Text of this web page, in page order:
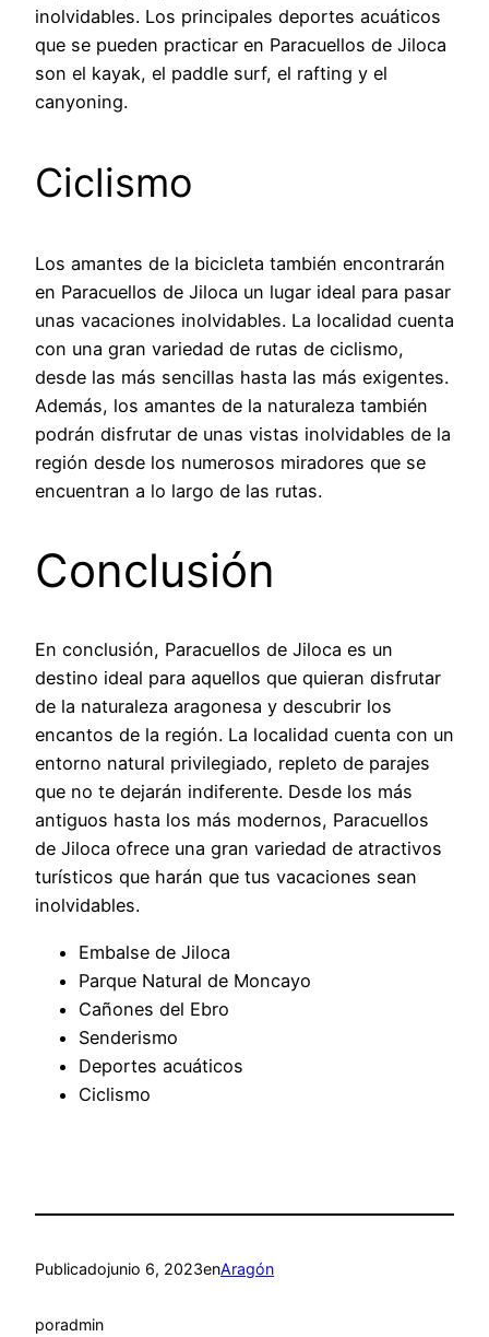
inolvidables. Los principales deportes acuáticos
que se pueden practicar en Paracuellos de Jiloca
son el kayak, el paddle surf, el rafting y el
canyoning.
Ciclismo
Los amantes de la bicicleta también encontrarán
en Paracuellos de Jiloca un lugar ideal para pasar
unas vacaciones inolvidables. La localidad cuenta
con una gran variedad de rutas de ciclismo,
desde las más sencillas hasta las más exigentes.
Además, los amantes de la naturaleza también
podrán disfrutar de unas vistas inolvidables de la
región desde los numerosos miradores que se
encuentran a lo largo de las rutas.
Conclusión
En conclusión, Paracuellos de Jiloca es un
destino ideal para aquellos que quieran disfrutar
de la naturaleza aragonesa y descubrir los
encantos de la región. La localidad cuenta con un
entorno natural privilegiado, repleto de parajes
que no te dejarán indiferente. Desde los más
antiguos hasta los más modernos, Paracuellos
de Jiloca ofrece una gran variedad de atractivos
turísticos que harán que tus vacaciones sean
inolvidables.
Embalse de Jiloca
Parque Natural de Moncayo
Cañones del Ebro
Senderismo
Deportes acuáticos
Ciclismo
Publicadojunio 6, 2023enAragón
poradmin